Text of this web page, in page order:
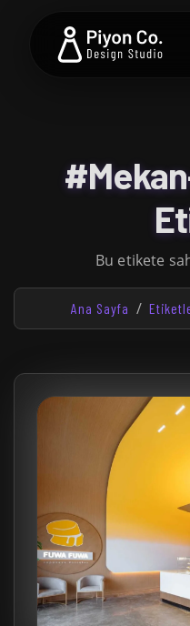
Bu etikete
Ana Sayfa